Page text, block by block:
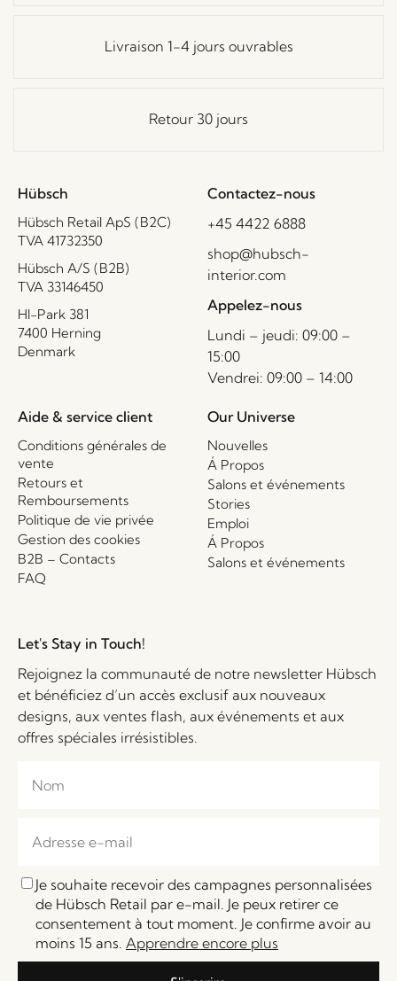
Livraison 1-4 jours ouvrables
Retour 30 jours
Hübsch
Hübsch Retail ApS (B2C)
TVA 41732350
Hübsch A/S (B2B)
TVA 33146450
HI-Park 381
7400 Herning
Denmark
Contactez-nous
+45 4422 6888
shop@hubsch-
interior.com
Appelez-nous
Lundi – jeudi: 09:00 –
15:00
Vendrei: 09:00 – 14:00
Aide & service client
Conditions générales de
vente
Retours et
Remboursements
Politique de vie privée
Gestion des cookies
B2B – Contacts
FAQ
Our Universe
Nouvelles
Á Propos
Salons et événements
Stories
Emploi
Á Propos
Salons et événements
Let's Stay in Touch!
Rejoignez la communauté de notre newsletter Hübsch
et bénéficiez d’un accès exclusif aux nouveaux
designs, aux ventes flash, aux événements et aux
offres spéciales irrésistibles.
Je souhaite recevoir des campagnes personnalisées
de Hübsch Retail par e-mail. Je peux retirer ce
consentement à tout moment. Je confirme avoir au
moins 15 ans. Apprendre encore plus